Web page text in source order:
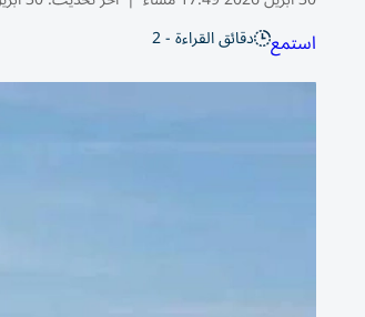
استمع دقائق القراءة - 2